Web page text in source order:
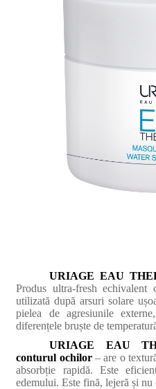
URIAGE EAU
Produs ultra-fresh
utilizată după arsuri solare
pielea de agresiunile
diferențele bruște de
URIAGE EAU
conturul ochilor– are o
absorbție rapidă. Este
edemului. Este fină, lejeră și